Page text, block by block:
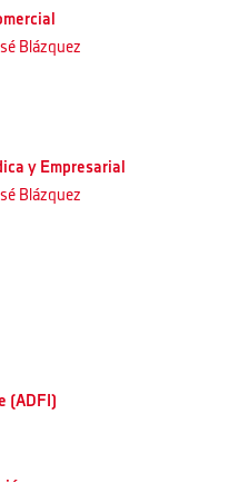
Blázquez
y Empresarial
Blázquez
(ADFI)